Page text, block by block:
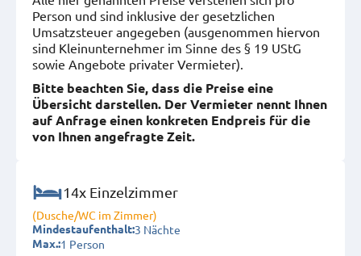
Person und sind inklusive der gesetzlichen
Umsatzsteuer angegeben (ausgenommen hiervon
sind Kleinunternehmer im Sinne des § 19 UStG
sowie Angebote privater Vermieter).
Bitte beachten Sie, dass die Preise eine
Übersicht darstellen. Der Vermieter nennt Ihnen
auf Anfrage einen konkreten Endpreis für die
von Ihnen angefragte Zeit.
14x Einzelzimmer
(Dusche/WC im Zimmer)
Mindestaufenthalt:3 Nächte
Max.:1 Person